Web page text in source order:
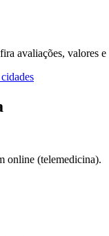
avaliações, valores
online (telemedicina).